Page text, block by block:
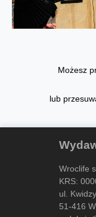
Możesz
lub
Wroclife
KRS:
ul.
51-416